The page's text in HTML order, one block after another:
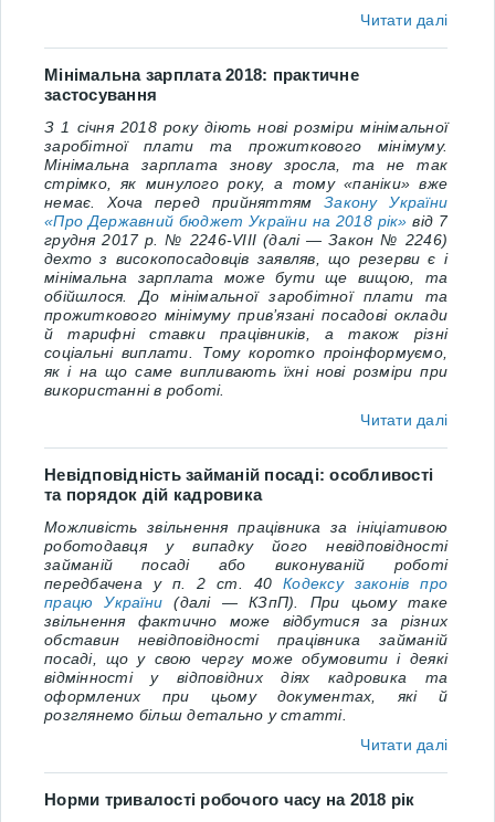
Читати далі
Мінімальна зарплата 2018: практичне
застосування
З 1 січня 2018 року діють нові розміри мінімальної
заробітної плати та прожиткового мінімуму.
Мінімальна зарплата
знову зросла, та не так
стрімко, як минулого року, а тому «паніки» вже
немає. Хоча перед прийняттямЗакону України
«Про Державний бюджет України на 2018 рік» від 7
грудня 2017 р. № 2246-VIII (далі — Закон № 2246)
дехто з високопосадовців заявляв, що резерви є і
мінімальна зарплата може бути ще вищою, та
обійшлося. До мінімальної заробітної плати та
прожиткового мінімуму прив’язані посадові оклади
й тарифні ставки працівників, а також різні
соціальні виплати. Тому коротко проінформуємо,
як і на що саме випливають їхні нові розміри при
використанні в роботі.
Читати далі
Невідповідність займаній посаді: особливості
та порядок дій кадровика
Можливість звільнення працівника за ініціативою
роботодавця у випадку його невідповідності
займаній посаді або виконуваній роботі
передбачена у п. 2 ст. 40Кодексу законів про
працю України (далі ― КЗпП). При цьому таке
звільнення фактично може відбутися за різних
обставин невідповідності працівника займаній
посаді, що у свою чергу може обумовити і деякі
відмінності у відповідних діях кадровика та
оформлених при цьому документах, які й
розглянемо більш детально у статті.
Читати далі
Норми тривалості робочого часу на 2018 рік